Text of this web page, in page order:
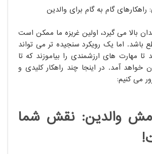
گام به گام برای والدین
بالا می گیرد، اولین غریزه ما ممکن است
باشد. اما یک رویکرد سنجیده تر می تواند
مهارت های ارزشمندی را بیاموزند که تا
خواهد آمد. در اینجا چند راهکار کلیدی و
می کنیم:
والدین: نقش شما